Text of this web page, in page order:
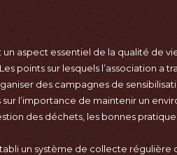
aspect essentiel de la qualité de
points sur lesquels l’association a
des campagnes de
l’importance de maintenir un
des déchets, les bonnes
un système de collecte régulière